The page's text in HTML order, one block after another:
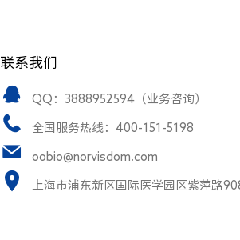
联系我们
QQ：3888952594（业务咨询）
全国服务热线：400-151-5198
oobio@norvisdom.com
上海市浦东新区国际医学园区紫萍路